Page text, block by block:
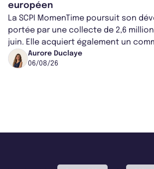
européen
La SCPI MomenTime poursuit son
portée par une collecte de 2,6
juin. Elle acquiert également un
Worcester, place une plateforme
Aurore Duclaye
06/08/26